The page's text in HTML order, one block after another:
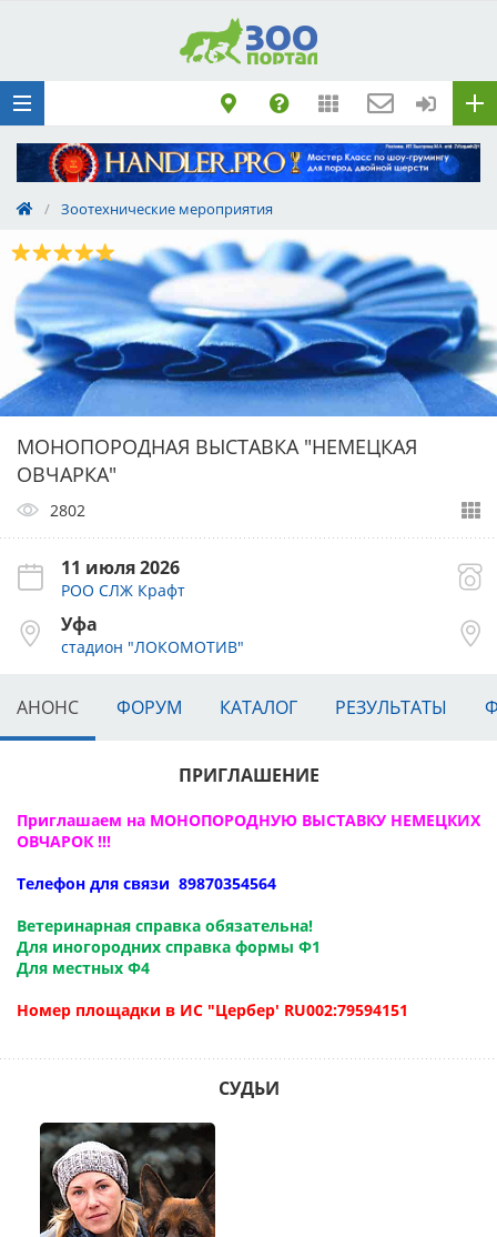
/ Зоотехнические мероприятия
МОНОПОРОДНАЯ ВЫСТАВКА "НЕМЕЦКАЯ
ОВЧАРКА"
2802
11 июля 2026
РОО СЛЖ Крафт
Уфа
стадион "ЛОКОМОТИВ"
АНОНС ФОРУМ КАТАЛОГ РЕЗУЛЬТАТЫ
ПРИГЛАШЕНИЕ
Приглашаем на МОНОПОРОДНУЮ ВЫСТАВКУ НЕМЕЦКИХ
ОВЧАРОК !!!
Телефон для связи 89870354564
Ветеринарная справка обязательна!
Для иногородних справка формы Ф1
Для местных Ф4
Номер площадки в ИС "Цербер' RU002:79594151
СУДЬИ
метрики
Поездку
Обращение